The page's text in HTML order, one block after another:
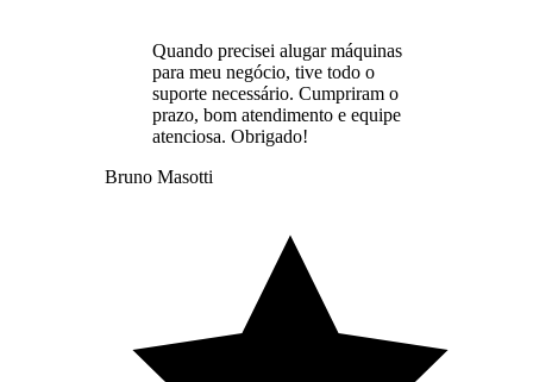
Quando precisei alugar máquinas
para meu negócio, tive todo o
suporte necessário. Cumpriram o
prazo, bom atendimento e equipe
atenciosa. Obrigado!
Bruno Masotti